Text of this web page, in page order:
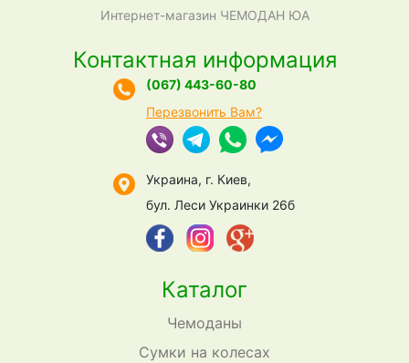
Интернет-магазин ЧЕМОДАН ЮА
Каталог
Чемоданы
Сумки на колесах
Контактная информация
(067) 443-60-80
Перезвонить Вам?
Украина, г. Киев,
бул. Леси Украинки 26б